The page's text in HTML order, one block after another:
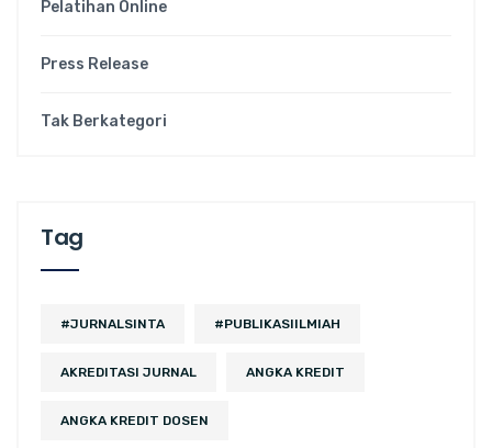
Pelatihan Online
Press Release
Tak Berkategori
Tag
#JURNALSINTA #PUBLIKASIILMIAH
AKREDITASI JURNAL ANGKA KREDIT
ANGKA KREDIT DOSEN